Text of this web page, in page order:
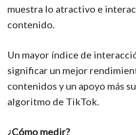
muestra lo atractivo e
contenido.
Un mayor índice de
significar un mejor
contenidos y un apoyo más
algoritmo de TikTok.
¿Cómo medir?